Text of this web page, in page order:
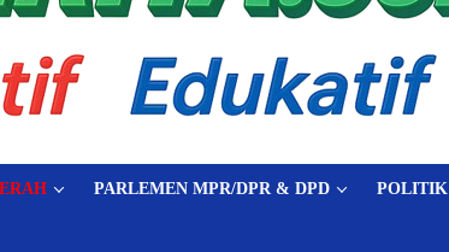
PARLEMEN MPR/DPR & DPD POLITIK